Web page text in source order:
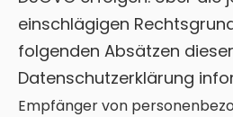
einschlägigen
folgenden Absätzen dieser
Datenschutzerklärung
Empfänger von